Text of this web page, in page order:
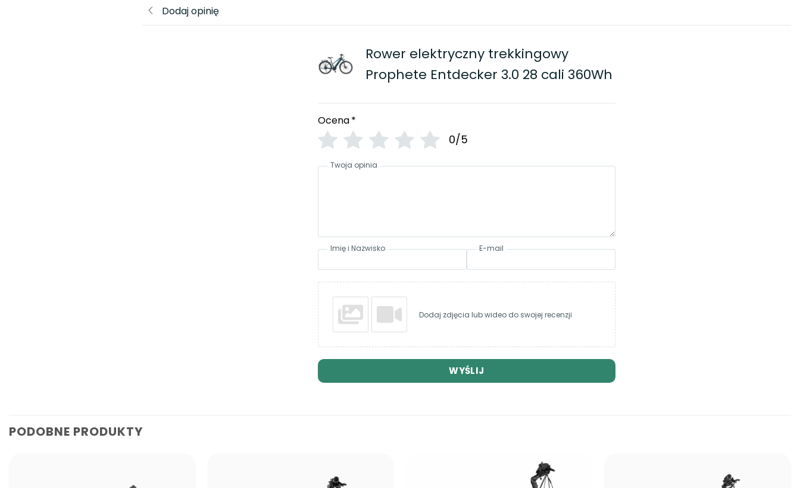
Dodaj opinię
Rower elektryczny trekkingowy
Prophete Entdecker 3.0 28 cali 360Wh
Ocena*
0/5
Twoja opinia
Imię i Nazwisko E-mail
Dodaj zdjęcia lub wideo do swojej recenzji
WYŚLIJ
PODOBNE PRODUKTY